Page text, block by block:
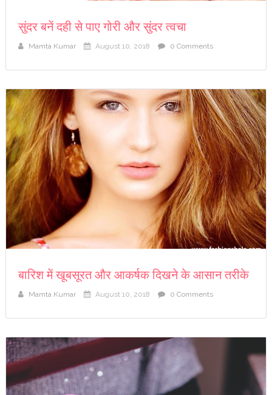
सुंदर बनें दही से पाए गोरी और सुंदर त्वचा
Mamta Kumar August 10, 2018 0 Comments
बारिश में खूबसूरत और आकर्षक दिखने के आसान तरीके
Mamta Kumar August 10, 2018 0 Comments